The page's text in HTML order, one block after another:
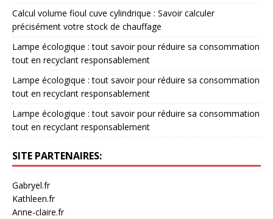
Calcul volume fioul cuve cylindrique : Savoir calculer
précisément votre stock de chauffage
Lampe écologique : tout savoir pour réduire sa consommation
tout en recyclant responsablement
Lampe écologique : tout savoir pour réduire sa consommation
tout en recyclant responsablement
Lampe écologique : tout savoir pour réduire sa consommation
tout en recyclant responsablement
SITE PARTENAIRES:
Gabryel.fr
Kathleen.fr
Anne-claire.fr